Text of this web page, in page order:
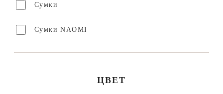
Сумки
Сумки NAOMI
ЦВЕТ